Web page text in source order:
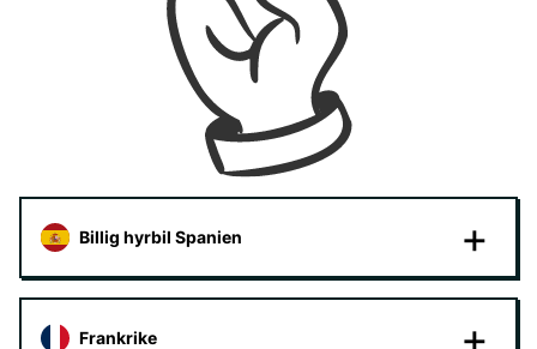
Billig hyrbil Spanien
Frankrike